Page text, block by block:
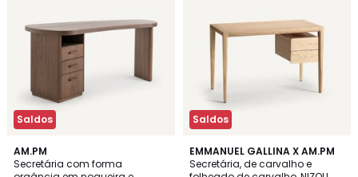
Saldos
AM.PM
Secretária com forma
1
/
Saldos
EMMANUEL GALLINA X AM.PM
Secretária, de carvalho e
4,7
/ 5